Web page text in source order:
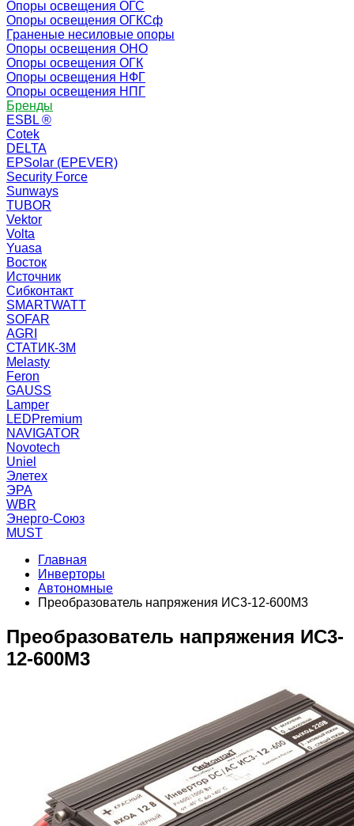
Опоры освещения ОГС
Опоры освещения ОГКСф
Граненые несиловые опоры
Опоры освещения ОНО
Опоры освещения ОГК
Опоры освещения НФГ
Опоры освещения НПГ
Бренды
ESBL ®
Cotek
DELTA
EPSolar (EPEVER)
Security Force
Sunways
TUBOR
Vektor
Volta
Yuasa
Восток
Источник
Сибконтакт
SMARTWATT
SOFAR
AGRI
СТАТИК-3М
Melasty
Feron
GAUSS
Lamper
LEDPremium
NAVIGATOR
Novotech
Uniel
Элетех
ЭРА
WBR
Энерго-Союз
MUST
Главная
Инверторы
Автономные
Преобразователь напряжения ИС3-12-600М3
Преобразователь напряжения ИС3-
12-600М3